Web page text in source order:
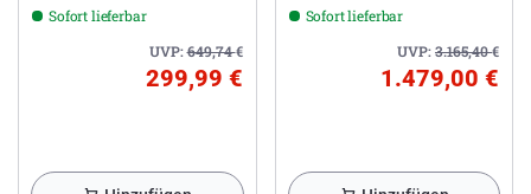
Sofort lieferbar
UVP:649,74€
299,99 €
Sofort lieferbar
UVP:3.165,40€
1.479,00 €